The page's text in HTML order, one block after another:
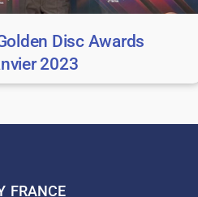
Disc Awards
2023
FRANCE